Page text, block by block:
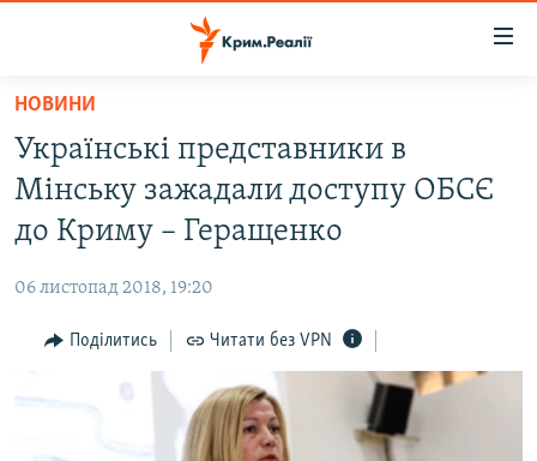
Перейти
основного
матеріалу
Перейти
до
основної
Перейти
пошуку
ВОДА.КРИМ
ВІДЕО ТА ФОТО
БЛОГИ
ПОГЛЯД
НОВИНИ
Українські представники в
Мінську зажадали доступу ОБСЄ
до Криму – Геращенко
06 листопад 2018, 19:20
Поділитись Читати без VPN